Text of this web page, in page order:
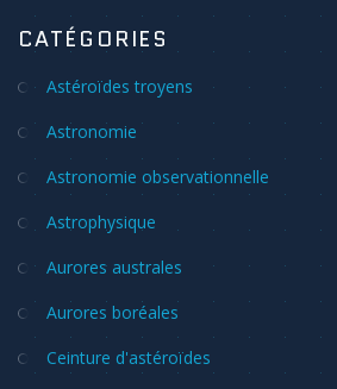
CATÉGORIES
Astéroïdes troyens
Astronomie
Astronomie observationnelle
Astrophysique
Aurores australes
Aurores boréales
Ceinture d'astéroïdes